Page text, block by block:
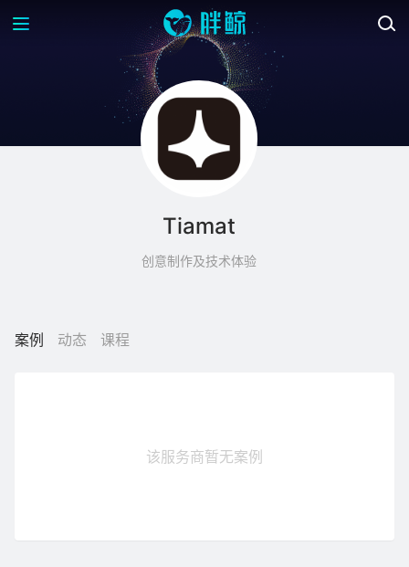
Tiamat
创意制作及技术体验
案例 动态 课程
该服务商暂无案例